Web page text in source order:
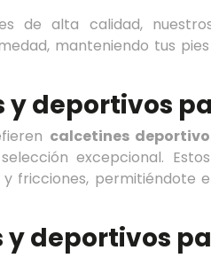
de alta calidad,
manteniendo tus
y deportivos
calcetines
excepcional.
fricciones, permitiéndote
y deportivos